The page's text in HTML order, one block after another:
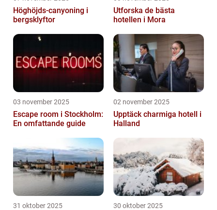
Höghöjds-canyoning i
bergsklyftor
Utforska de bästa
hotellen i Mora
03 november 2025
Escape room i Stockholm:
En omfattande guide
02 november 2025
Upptäck charmiga hotell i
Halland
31 oktober 2025 30 oktober 2025